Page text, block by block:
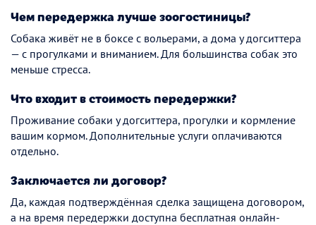
Чем передержка лучше зоогостиницы?
Собака живёт не в боксе с вольерами, а дома у догситтера
— с прогулками и вниманием. Для большинства собак это
меньше стресса.
Что входит в стоимость передержки?
Проживание собаки у догситтера, прогулки и кормление
вашим кормом. Дополнительные услуги оплачиваются
отдельно.
Заключается ли договор?
Да, каждая подтверждённая сделка защищена договором,
а на время передержки доступна бесплатная онлайн-